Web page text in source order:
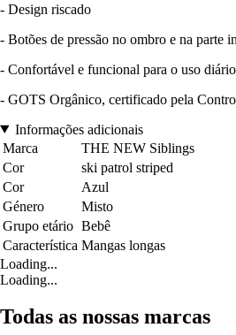
- Design riscado
- Botões de pressão no ombro e na parte
- Confortável e funcional para o uso diário
- GOTS Orgânico, certificado pela
Informações adicionais
Marca
THE NEW Siblings
Cor
ski patrol striped
Cor
Azul
Género
Misto
Grupo etário Bebê
Característica Mangas longas
Loading...
Loading...
Todas as nossas marcas